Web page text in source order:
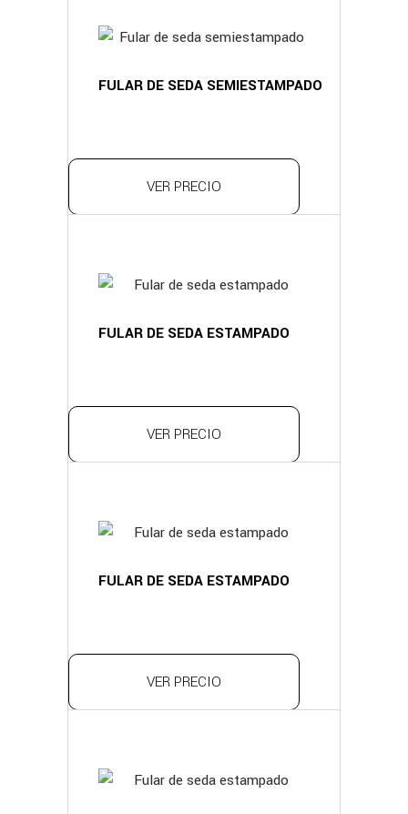
FULAR DE SEDA SEMIESTAMPADO
VER PRECIO
FULAR DE SEDA ESTAMPADO
VER PRECIO
FULAR DE SEDA ESTAMPADO
VER PRECIO